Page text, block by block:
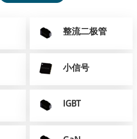
整流二极管
小信号
IGBT